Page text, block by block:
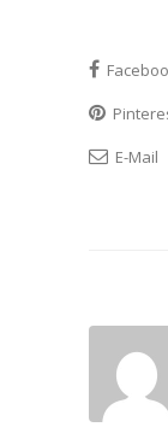
E-Mail